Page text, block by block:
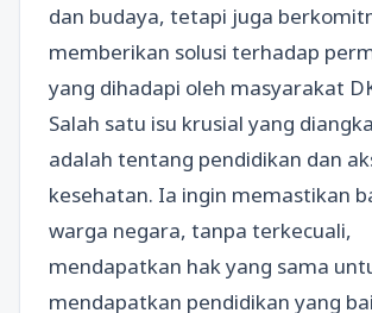
dan budaya, tetapi juga
memberikan solusi terhadap
yang dihadapi oleh masyarakat
Salah satu isu krusial yang
adalah tentang pendidikan dan
kesehatan. Ia ingin memastikan
warga negara, tanpa terkecuali,
mendapatkan hak yang sama
mendapatkan pendidikan yang